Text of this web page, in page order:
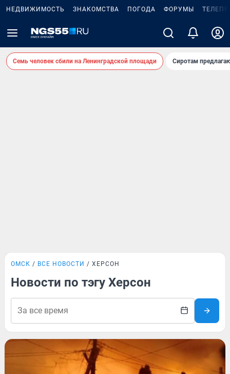
НЕДВИЖИМОСТЬ ЗНАКОМСТВА ПОГОДА ФОРУМЫ
Семь человек сбили на Ленинградской площади Сиротам
ОМСК ВСЕ НОВОСТИ ХЕРСОН
Новости по тэгу Херсон